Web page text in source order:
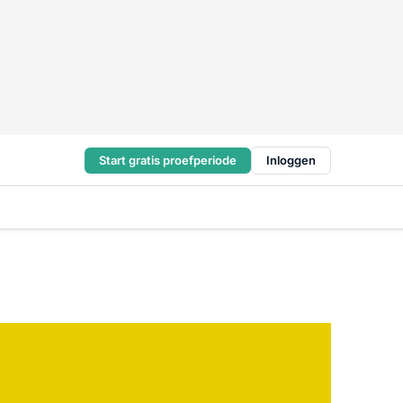
Start gratis proefperiode Inloggen